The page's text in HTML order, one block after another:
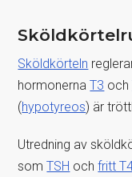
Sköldkörteln
hormonernaT3 och
(hypotyreos) är
Utredning av
somTSH ochfritt